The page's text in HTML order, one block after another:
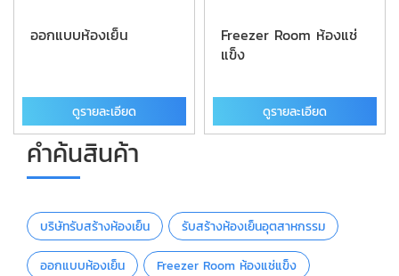
ออกแบบห้องเย็น
ดูรายละเอียด
Freezer Room ห้องแช่
แข็ง
ดูรายละเอียด
คำค้นสินค้า
บริษัทรับสร้างห้องเย็น รับสร้างห้องเย็นอุตสาหกรรม
ออกแบบห้องเย็น Freezer Room ห้องแช่แข็ง